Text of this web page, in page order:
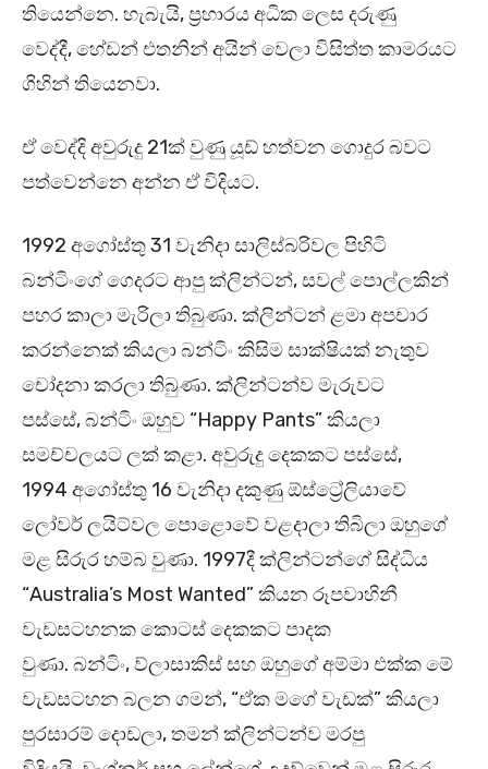
තියෙන්නෙ. හැබැයි, ප්‍රහාරය අධික ලෙස දරුණු
වෙද්දී, හේඩන් එතනින් අයින් වෙලා විසිත්ත කාමරයට
ගිහින් තියෙනවා.
ඒ වෙද්දි අවුරුදු 21ක් වුණු යූඩ් හත්වන ගොදුර බවට
පත්වෙන්නෙ අන්න ඒ විදියට.
1992 අගෝස්තු 31 වැනිදා සාලිස්බරිවල පිහිටි
බන්ටිංගේ ගෙදරට ආපු ක්ලින්ටන්, සවල් පොල්ලකින්
පහර කාලා මැරිලා තිබුණා. ක්ලින්ටන් ළමා අපචාර
කරන්නෙක් කියලා බන්ටිං කිසිම සාක්ෂියක් නැතුව
චෝදනා කරලා තිබුණා. ක්ලින්ටන්ව මැරුවට
පස්සේ, බන්ටිං ඔහුව “Happy Pants” කියලා
සමච්චලයට ලක් කළා. අවුරුදු දෙකකට පස්සේ,
1994 අගෝස්තු 16 වැනිදා දකුණු ඕස්ට්‍රේලියාවේ
ලෝවර් ලයිට්වල පොළොවේ වළදාලා තිබිලා ඔහුගේ
මළ සිරුර හම්බ වුණා. 1997දී ක්ලින්ටන්ගේ සිද්ධිය
“Australia’s Most Wanted” කියන රූපවාහිනී
වැඩසටහනක කොටස් දෙකකට පාදක
වුණා. බන්ටිං, ව්ලාසාකිස් සහ ඔහුගේ අම්මා එක්ක මේ
වැඩසටහන බලන ගමන්, “ඒක මගේ වැඩක්” කියලා
පුරසාරම් දොඩලා, තමන් ක්ලින්ටන්ව මරපු